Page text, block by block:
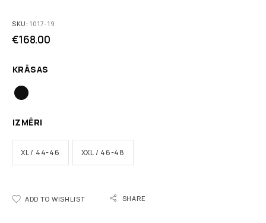
SKU:1017-19
€168.00
KRĀSAS
IZMĒRI
XL / 44-46 XXL / 46-48
ADD TO WISHLIST SHARE